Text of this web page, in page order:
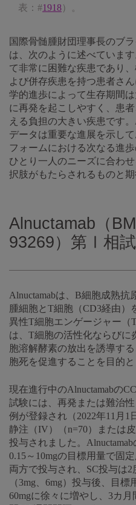
表：#1918）。
国際骨髄腫財団理事長のブ
は、次のように述べていま
て非常に困難な疾患であり
よび併存疾患を持つ患者さ
学的進歩によって生存期間
に再発を起こしやすく、患
える負担の大きい疾患です
データは重要な進展を示し
フォームにおける次なる進
ひとり一人のニーズに合わ
択肢がもたらされるものと期
Alnuctamab（
93269）第Ⅰ相
Alnuctamabは、B細胞成熟
腫細胞とT細胞（CD3経由）
異性T細胞エンゲージャー（
は、T細胞の活性化ならびに
胞溶解酵素の放出を誘導す
胞死を促進することを目的と
現在進行中のAlnuctamabの
試験には、再発または難治
例が登録され（2022年11月1
静注（IV）（n=70）または
投与されました。
0.15～10mgの目標用量で固
両方で投与され、SC投与は
（3mg、6mg）投与後、目標
60mgに徐々に増やし、3カ